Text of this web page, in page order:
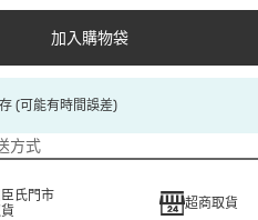
加入購物袋
(可能有時間誤差)
方式
氏門市
超商取貨